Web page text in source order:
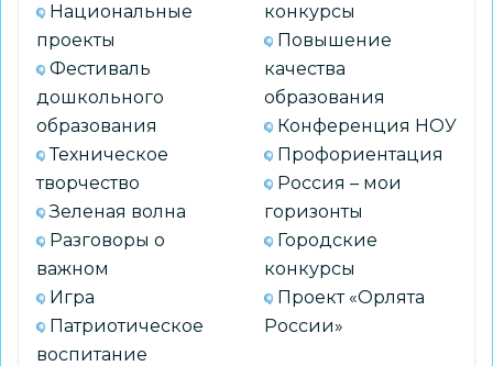
Национальные
проекты
Фестиваль
дошкольного
образования
Техническое
творчество
Зеленая волна
Разговоры о
важном
Игра
Патриотическое
воспитание
конкурсы
Повышение
качества
образования
Конференция НОУ
Профориентация
Россия – мои
горизонты
Городские
конкурсы
Проект «Орлята
России»